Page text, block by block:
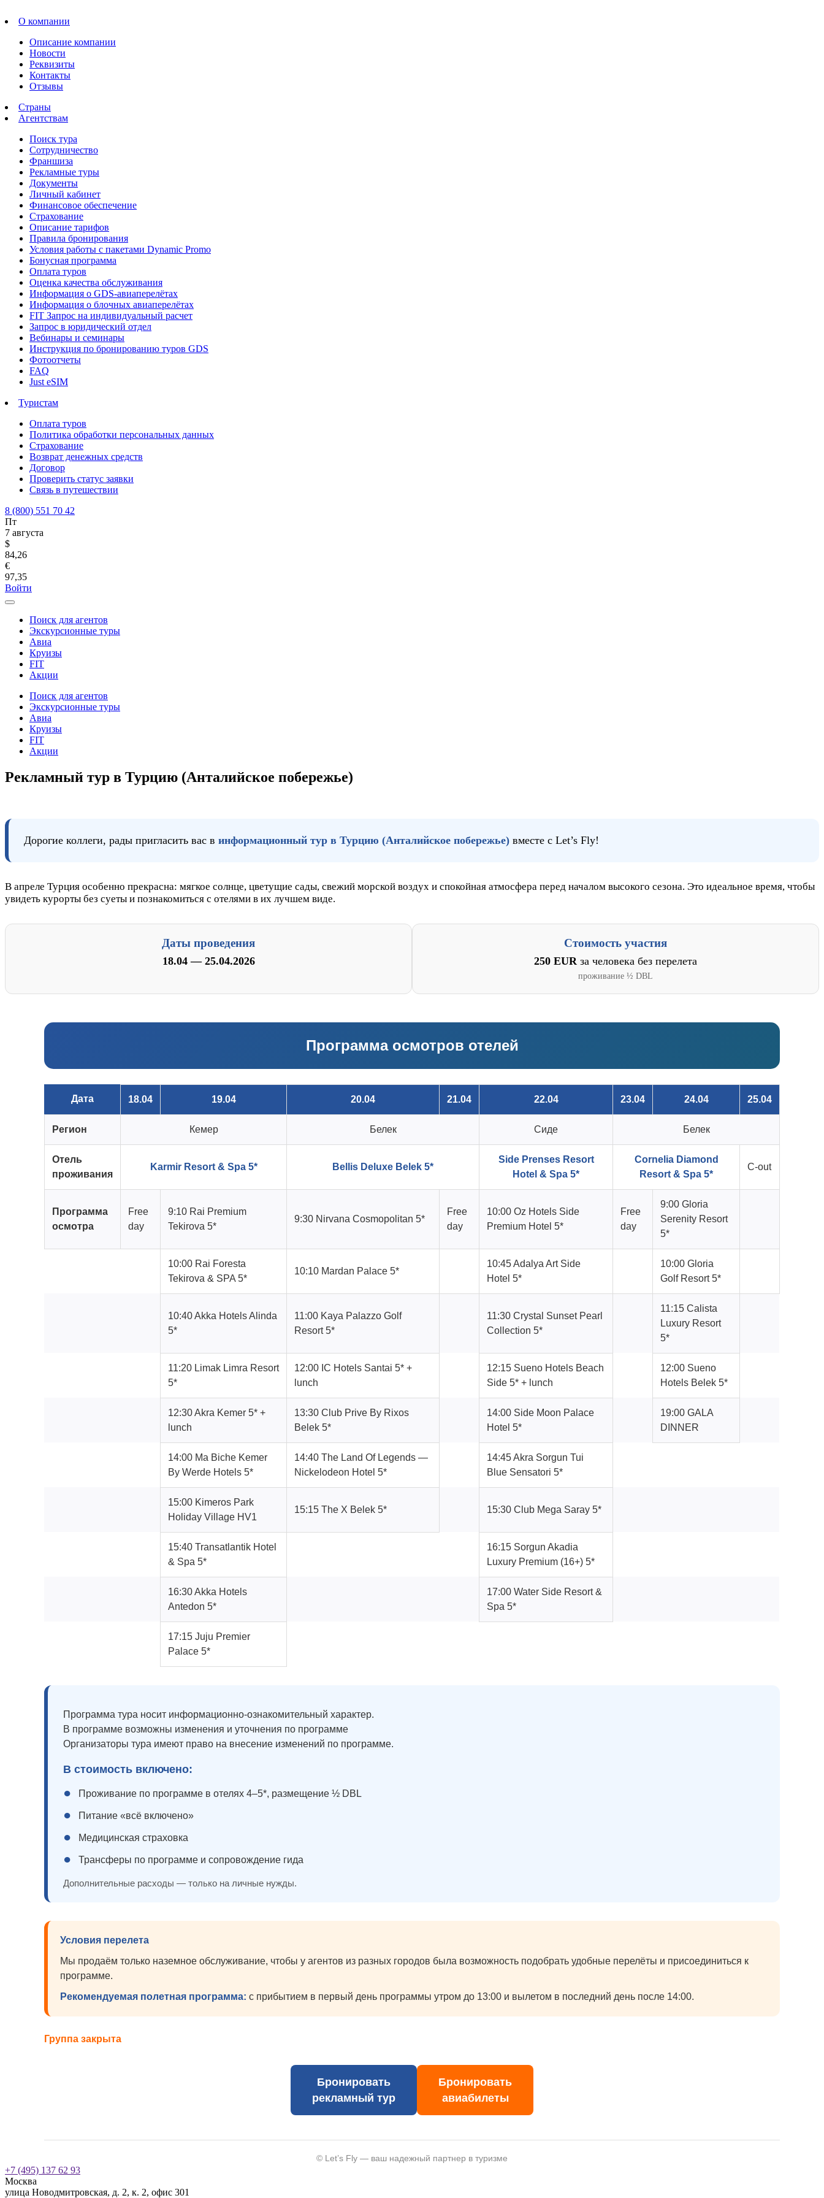
О компании
Описание компании
Новости
Реквизиты
Контакты
Отзывы
Страны
Агентствам
Поиск тура
Сотрудничество
Франшиза
Рекламные туры
Документы
Личный кабинет
Финансовое обеспечение
Страхование
Описание тарифов
Правила бронирования
Условия работы с пакетами Dynamic Promo
Бонусная программа
Оплата туров
Оценка качества обслуживания
Информация о GDS-авиаперелётах
Информация о блочных авиаперелётах
FIT Запрос на индивидуальный расчет
Запрос в юридический отдел
Вебинары и семинары
Инструкция по бронированию туров GDS
Фотоотчеты
FAQ
Just eSIM
Туристам
Оплата туров
Политика обработки персональных данных
Страхование
Возврат денежных средств
Договор
Проверить статус заявки
Связь в путешествии
8 (800) 551 70 42
Пт
7 августа
$
84,26
€
97,35
Войти
Поиск для агентов
Экскурсионные туры
Авиа
Круизы
FIT
Акции
Поиск для агентов
Экскурсионные туры
Авиа
Круизы
FIT
Акции
Рекламный тур в Турцию (Анталийское побережье)
Дорогие коллеги, рады пригласить вас в информационный тур в Турцию (Анталийское побережье) вместе с Let’s Fly!
В апреле Турция особенно прекрасна: мягкое солнце, цветущие сады, свежий морской воздух и спокойная атмосфера перед началом высокого сезона. Это идеальное время, чтобы
увидеть курорты без суеты и познакомиться с отелями в их лучшем виде.
Даты проведения
18.04 — 25.04.2026
Стоимость участия
250 EUR за человека без перелета
проживание ½ DBL
Программа осмотров отелей
Дата 18.04 19.04 20.04 21.04 22.04 23.04 24.04 25.04
Регион Кемер Белек Сиде Белек
Отель
проживания
Karmir Resort & Spa 5* Bellis Deluxe Belek 5*
Side Prenses Resort
Hotel & Spa 5*
Cornelia Diamond
Resort & Spa 5*
C-out
Программа
осмотра
Free
day
9:10 Rai Premium
Tekirova 5*
9:30 Nirvana Cosmopolitan 5*
Free
day
10:00 Oz Hotels Side
Premium Hotel 5*
Free
day
9:00 Gloria
Serenity Resort
5*
10:00 Rai Foresta
Tekirova & SPA 5*
10:10 Mardan Palace 5*
10:45 Adalya Art Side
Hotel 5*
10:00 Gloria
Golf Resort 5*
10:40 Akka Hotels Alinda
5*
11:00 Kaya Palazzo Golf
Resort 5*
11:30 Crystal Sunset Pearl
Collection 5*
11:15 Calista
Luxury Resort
5*
11:20 Limak Limra Resort
5*
12:00 IC Hotels Santai 5* +
lunch
12:15 Sueno Hotels Beach
Side 5* + lunch
12:00 Sueno
Hotels Belek 5*
12:30 Akra Kemer 5* +
lunch
13:30 Club Prive By Rixos
Belek 5*
14:00 Side Moon Palace
Hotel 5*
19:00 GALA
DINNER
14:00 Ma Biche Kemer
By Werde Hotels 5*
14:40 The Land Of Legends —
Nickelodeon Hotel 5*
14:45 Akra Sorgun Tui
Blue Sensatori 5*
15:00 Kimeros Park
Holiday Village HV1
15:15 The X Belek 5* 15:30 Club Mega Saray 5*
15:40 Transatlantik Hotel
& Spa 5*
16:15 Sorgun Akadia
Luxury Premium (16+) 5*
16:30 Akka Hotels
Antedon 5*
17:00 Water Side Resort &
Spa 5*
17:15 Juju Premier
Palace 5*
Программа тура носит информационно-ознакомительный характер.
В программе возможны изменения и уточнения по программе
Организаторы тура имеют право на внесение изменений по программе.
В стоимость включено:
● Проживание по программе в отелях 4–5*, размещение ½ DBL
● Питание «всё включено»
● Медицинская страховка
● Трансферы по программе и сопровождение гида
Дополнительные расходы — только на личные нужды.
Условия перелета
Мы продаём только наземное обслуживание, чтобы у агентов из разных городов была возможность подобрать удобные перелёты и присоединиться к
программе.
Рекомендуемая полетная программа: с прибытием в первый день программы утром до 13:00 и вылетом в последний день после 14:00.
Группа закрыта
Бронировать
рекламный тур
Бронировать
авиабилеты
© Let’s Fly — ваш надежный партнер в туризме
+7 (495) 137 62 93
Москва
улица Новодмитровская, д. 2, к. 2, офис 301